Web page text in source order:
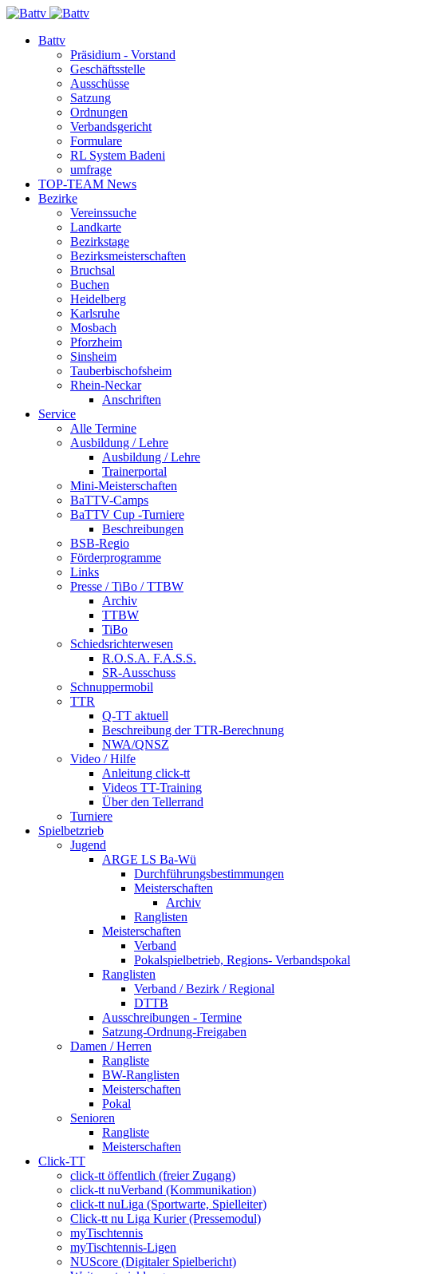
Battv
Präsidium - Vorstand
Geschäftsstelle
Ausschüsse
Satzung
Ordnungen
Verbandsgericht
Formulare
RL System Badeni
umfrage
TOP-TEAM News
Bezirke
Vereinssuche
Landkarte
Bezirkstage
Bezirksmeisterschaften
Bruchsal
Buchen
Heidelberg
Karlsruhe
Mosbach
Pforzheim
Sinsheim
Tauberbischofsheim
Rhein-Neckar
Anschriften
Service
Alle Termine
Ausbildung / Lehre
Ausbildung / Lehre
Trainerportal
Mini-Meisterschaften
BaTTV-Camps
BaTTV Cup -Turniere
Beschreibungen
BSB-Regio
Förderprogramme
Links
Presse / TiBo / TTBW
Archiv
TTBW
TiBo
Schiedsrichterwesen
R.O.S.A. F.A.S.S.
SR-Ausschuss
Schnuppermobil
TTR
Q-TT aktuell
Beschreibung der TTR-Berechnung
NWA/QNSZ
Video / Hilfe
Anleitung click-tt
Videos TT-Training
Über den Tellerrand
Turniere
Spielbetzrieb
Jugend
ARGE LS Ba-Wü
Durchführungsbestimmungen
Meisterschaften
Archiv
Ranglisten
Meisterschaften
Verband
Pokalspielbetrieb, Regions- Verbandspokal
Ranglisten
Verband / Bezirk / Regional
DTTB
Ausschreibungen - Termine
Satzung-Ordnung-Freigaben
Damen / Herren
Rangliste
BW-Ranglisten
Meisterschaften
Pokal
Senioren
Rangliste
Meisterschaften
Click-TT
click-tt öffentlich (freier Zugang)
click-tt nuVerband (Kommunikation)
click-tt nuLiga (Sportwarte, Spielleiter)
Click-tt nu Liga Kurier (Pressemodul)
myTischtennis
myTischtennis-Ligen
NUScore (Digitaler Spielbericht)